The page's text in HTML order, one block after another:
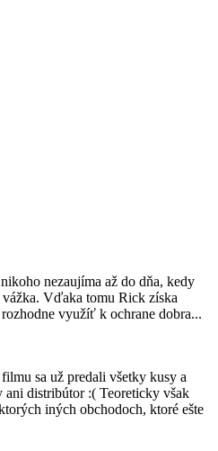
nezaujíma až do dňa, kedy
Vďaka tomu Rick získa
využíť k ochrane dobra...
sa už predali všetky kusy a
ani distribútor :( Teoreticky však
iných obchodoch, ktoré ešte